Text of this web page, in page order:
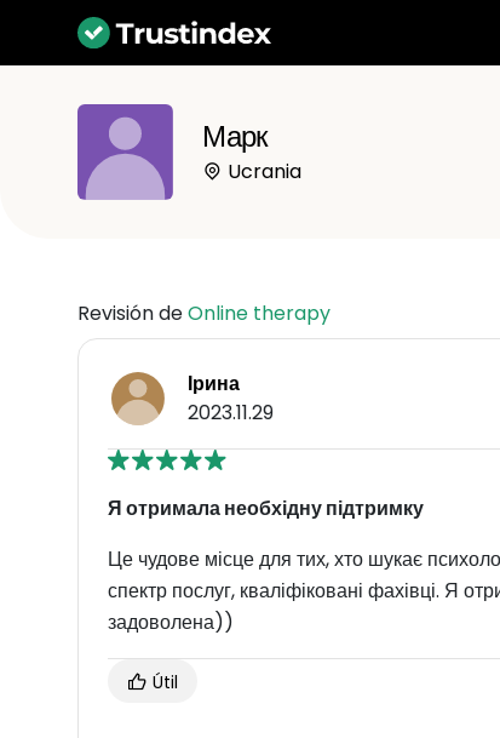
Марк
Ucrania
Revisión deOnline therapy
Ірина
2023.11.29
Я отримала необхідну підтримку
Це чудове місце для тих, хто шукає
спектр послуг, кваліфіковані фахівці. Я
задоволена))
Útil